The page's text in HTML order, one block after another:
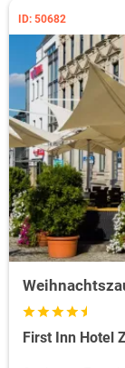
ID: 50682
First Inn Hotel